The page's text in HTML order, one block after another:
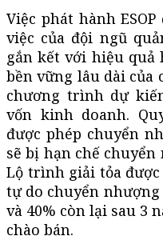
Việc phát hành
việc của đội ngũ
gắn kết với hiệu quả
bền vững lâu dài của
chương trình dự
vốn kinh doanh.
được phép chuyển
sẽ bị hạn chế
Lộ trình giải tỏa được
tự do chuyển nhượng
và 40% còn lại sau 3
chào bán.